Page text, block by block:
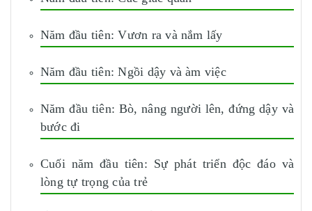
Năm đầu tiên: Vươn ra và nắm lấy
Năm đầu tiên: Ngồi dậy và àm việc
Năm đầu tiên: Bò, nâng người lên, đứng dậy và
bước đi
Cuối năm đầu tiên: Sự phát triển độc đáo và
lòng tự trọng của trẻ